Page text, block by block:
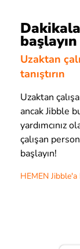
başlayın
Uzaktan
tanıştırın
Uzaktan
ancak Jibble
yardımcınız
çalışan
başlayın!
HEMEN Jibble'a